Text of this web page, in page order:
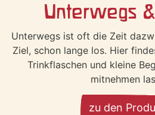
Unterwegs
Unterwegs ist oft die Zeit
Ziel, schon lange los. Hier
Trinkflaschen und kleine
mitnehmen
zu den